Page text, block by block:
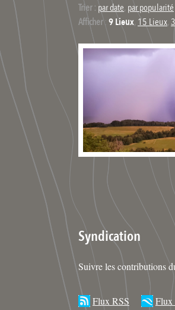
Trier : par date, par popularité
Afficher: 9 Lieux, 15 Lieux,
Syndication
Suivre les contributions
Flux RSS